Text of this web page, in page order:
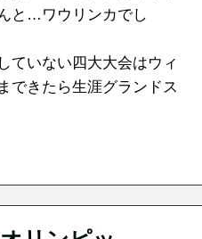
と…ワウリンカでし
ていない四大大会はウィ
できたら生涯グランドス